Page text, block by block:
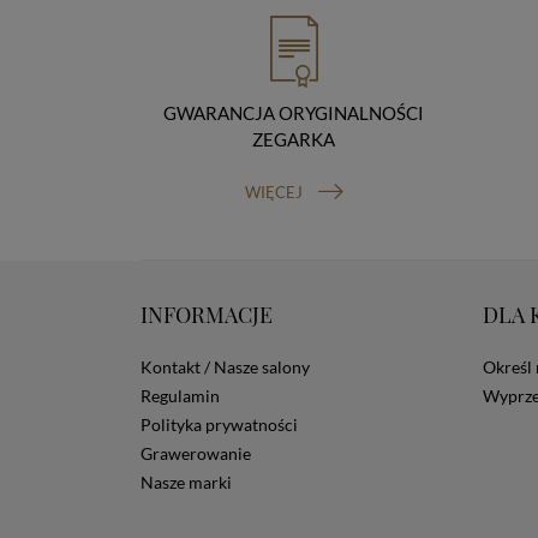
GWARANCJA ORYGINALNOŚCI
ZEGARKA
WIĘCEJ
INFORMACJE
Kontakt / Nasze salony
Regulamin
Polityka prywatności
Grawerowanie
Nasze marki
DLA
Określ